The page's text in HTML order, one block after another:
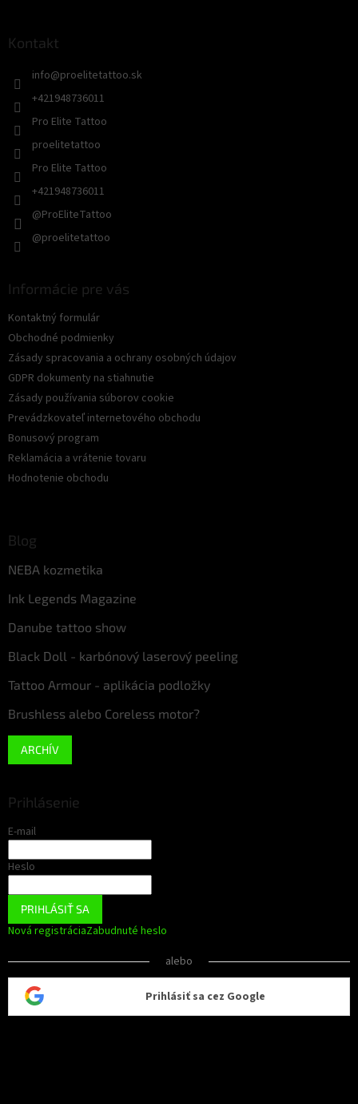
Kontakt
info@proelitetattoo.sk
+421948736011
Pro Elite Tattoo
proelitetattoo
Pro Elite Tattoo
+421948736011
@ProEliteTattoo
@proelitetattoo
Informácie pre vás
Kontaktný formulár
Obchodné podmienky
Zásady spracovania a ochrany osobných údajov
GDPR dokumenty na stiahnutie
Zásady používania súborov cookie
Prevádzkovateľ internetového obchodu
Bonusový program
Reklamácia a vrátenie tovaru
Hodnotenie obchodu
Blog
NEBA kozmetika
Ink Legends Magazine
Danube tattoo show
Black Doll - karbónový laserový peeling
Tattoo Armour - aplikácia podložky
Brushless alebo Coreless motor?
ARCHÍV
Prihlásenie
E-mail
Heslo
PRIHLÁSIŤ SA
Nová registráciaZabudnuté heslo
alebo
Prihlásiť sa cez Google